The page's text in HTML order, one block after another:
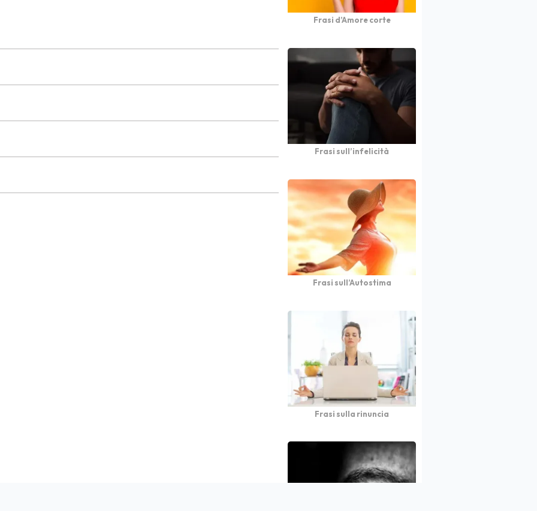
Frasi d’Amore corte
Frasi sull’infelicità
Frasi sull’Autostima
Frasi sulla rinuncia